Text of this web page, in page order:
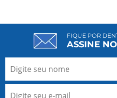
FIQUE POR
ASSINE